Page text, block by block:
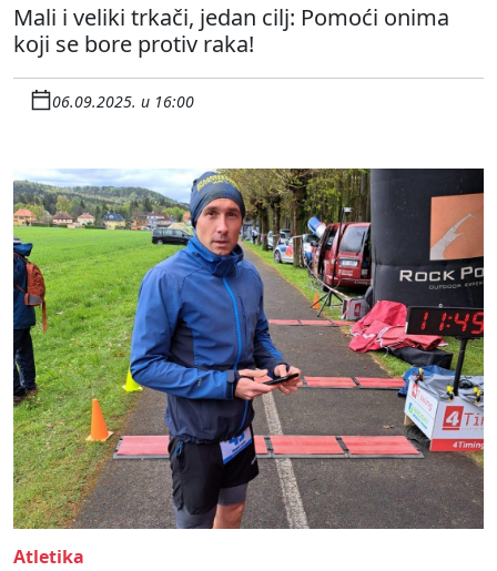
Mali i veliki trkači, jedan cilj: Pomoći onima
koji se bore protiv raka!
06.09.2025. u 16:00
Atletika